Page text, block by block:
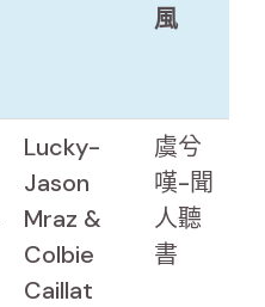
風
Lucky-
Jason
Mraz &
Colbie
Caillat
虞兮
嘆-聞
人聽
書